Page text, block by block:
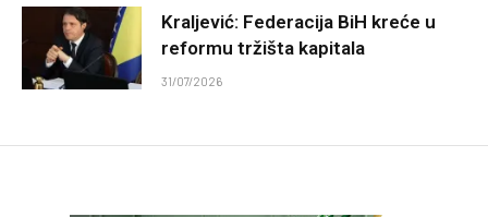
Kraljević: Federacija BiH kreće u
reformu tržišta kapitala
31/07/2026